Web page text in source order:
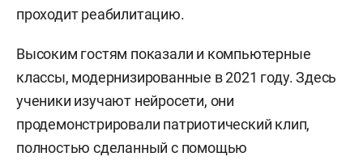
проходит реабилитацию.
Высоким гостям показали и компьютерные
классы, модернизированные в 2021 году. Здесь
ученики изучают нейросети, они
продемонстрировали патриотический клип,
полностью сделанный с помощью